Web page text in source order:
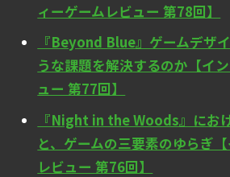
ィーゲームレビュー 第78回】
『Beyond Blue』ゲームデザ
うな課題を解決するのか【イ
ュー 第77回】
『Night in the Woods』にお
と、ゲームの三要素のゆらぎ
レビュー 第76回】